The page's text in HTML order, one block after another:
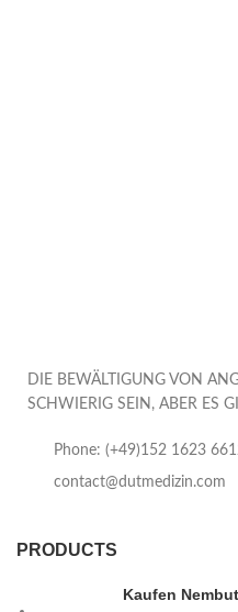
DIE BEWÄLTIGUNG VON
SCHWIERIG SEIN, ABER ES
Phone: (+49)152 1623
contact@dutmedizin.com
PRODUCTS
Kaufen